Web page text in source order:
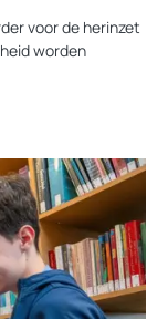
voor de herinzet
worden